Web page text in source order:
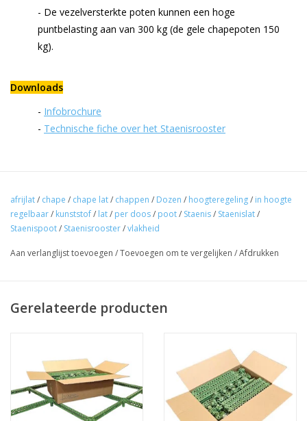
- De vezelversterkte poten kunnen een hoge
puntbelasting aan van 300 kg (de gele chapepoten 150
kg).
Downloads
- Infobrochure
- Technische fiche over het Staenisrooster
afrijlat/ chape / chape lat/ chappen / Dozen / hoogteregeling/ in hoogte
regelbaar/ kunststof/ lat/ per doos/ poot/ Staenis/ Staenislat/
Staenispoot/ Staenisrooster/vlakheid
Aan verlanglijst toevoegen /Toevoegen om te vergelijken /Afdrukken
Gerelateerde producten